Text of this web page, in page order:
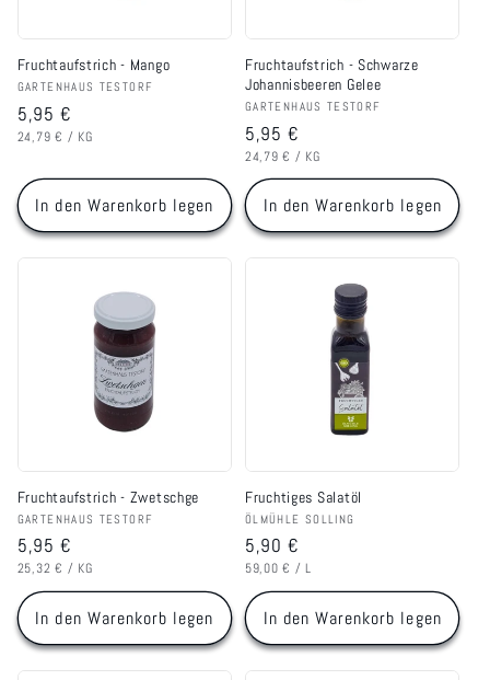
Fruchtaufstrich - Mango
Anbieter:
GARTENHAUS TESTORF
Normaler
Preis
5,95 €
GRUNDPREIS
24,79 € / PRO
KG
In den Warenkorb legen
Fruchtaufstrich - Schwarze
Johannisbeeren Gelee
Anbieter:
GARTENHAUS TESTORF
Normaler
Preis
5,95 €
GRUNDPREIS
24,79 € / PRO
KG
In den Warenkorb legen
Fruchtaufstrich - Zwetschge
Anbieter:
GARTENHAUS TESTORF
Normaler
Preis
5,95 €
GRUNDPREIS
25,32 € / PRO
KG
In den Warenkorb legen
Fruchtiges Salatöl
Anbieter:
ÖLMÜHLE SOLLING
Normaler
Preis
5,90 €
GRUNDPREIS
59,00 € / PRO
L
In den Warenkorb legen